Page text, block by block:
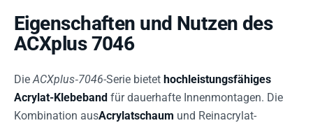
Eigenschaften und Nutzen des
ACXplus 7046
Die ACXplus‑7046-Serie bietet hochleistungsfähiges
Acrylat-Klebeband für dauerhafte Innenmontagen. Die
Kombination ausAcrylatschaum und Reinacrylat-